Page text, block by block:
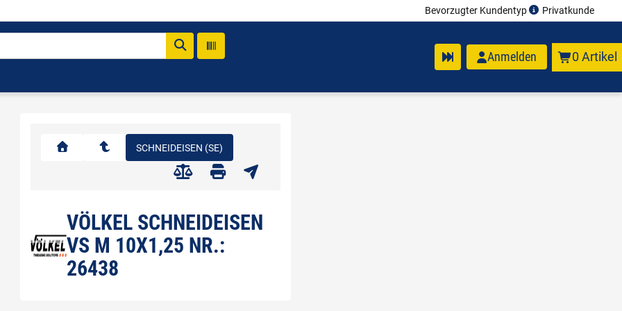
Bevorzugter Kundentyp Privatkunde
Anmelden 0 Artikel
SCHNEIDEISEN (SE)
VÖLKEL SCHNEIDEISEN
VS M 10X1,25 NR.:
26438